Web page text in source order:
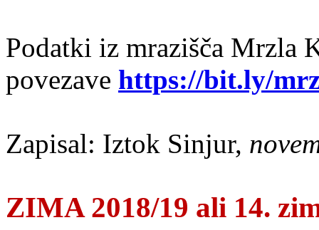
Podatki iz mrazišča Mrzla
povezave https://bit.ly/
Zapisal: Iztok Sinjur,
ZIMA 2018/19 ali 14.